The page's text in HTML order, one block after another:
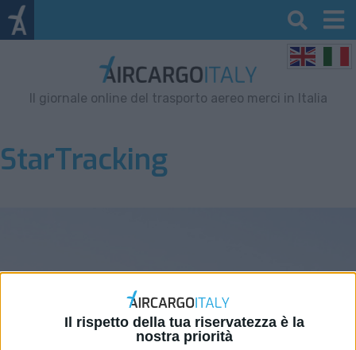
Il rispetto della tua riservatezza è la
nostra priorità
Il giornale online del trasporto aereo merci in Italia
StarTracking